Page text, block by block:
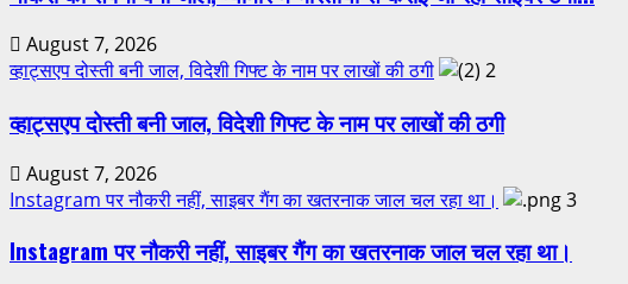
August 7, 2026
व्हाट्सएप दोस्ती बनी जाल, विदेशी गिफ्ट के नाम पर लाखों की ठगी
2
व्हाट्सएप दोस्ती बनी जाल, विदेशी गिफ्ट के नाम पर लाखों की ठगी
August 7, 2026
Instagram पर नौकरी नहीं, साइबर गैंग का खतरनाक जाल चल रहा था।
3
Instagram पर नौकरी नहीं, साइबर गैंग का खतरनाक जाल चल रहा था।